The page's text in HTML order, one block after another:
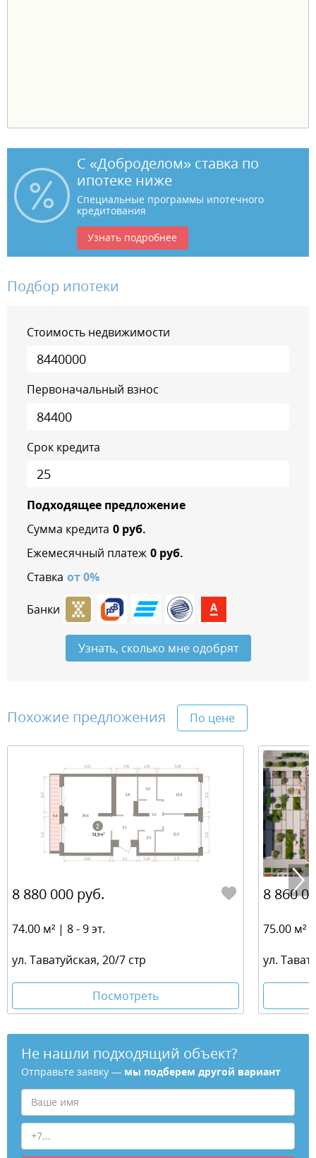
С «Доброделом» ставка по
ипотеке ниже
Специальные программы ипотечного
кредитования
Узнать подробнее
Подбор ипотеки
Стоимость недвижимости
Первоначальный взнос
Срок кредита
Подходящее предложение
Сумма кредита 0руб.
Ежемесячный платеж 0руб.
Ставка от0%
Банки
Узнать, сколько мне одобрят
Похожие предложения По цене
8 880 000 руб.
74.00 м² | 8 - 9 эт.
ул. Таватуйская, 20/7 стр
Посмотреть
8 860
75.00 м² |
ул.
Не нашли подходящий объект?
Отправьте заявку — мы подберем другой вариант